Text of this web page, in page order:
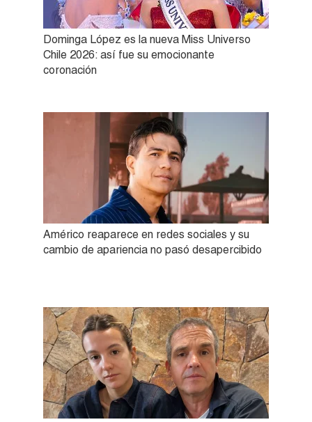
Dominga López es la nueva Miss Universo
Chile 2026: así fue su emocionante
coronación
Américo reaparece en redes sociales y su
cambio de apariencia no pasó desapercibido